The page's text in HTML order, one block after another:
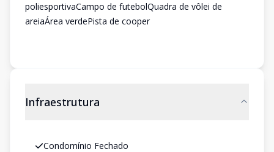
poliesportivaCampo de futebolQuadra de vôlei de
areiaÁrea verdePista de cooper
Infraestrutura
Condomínio Fechado